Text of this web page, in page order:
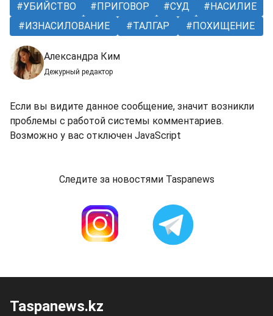
УБИЙСТВО ПРИГОВОР СУД
НАСИЛИЕ
ИЗНАСИЛОВАНИЕ
ТАЛГАР ПОХИЩЕНИЕ
Александра Ким
Дежурный редактор
Если вы видите данное сообщение, значит возникли
проблемы с работой системы комментариев.
Возможно у вас отключен JavaScript
Следите за новостями Taspanews
Taspanews.kz